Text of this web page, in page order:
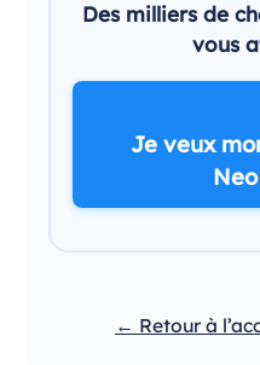
Des milliers de
vous
Je veux
← Retour à